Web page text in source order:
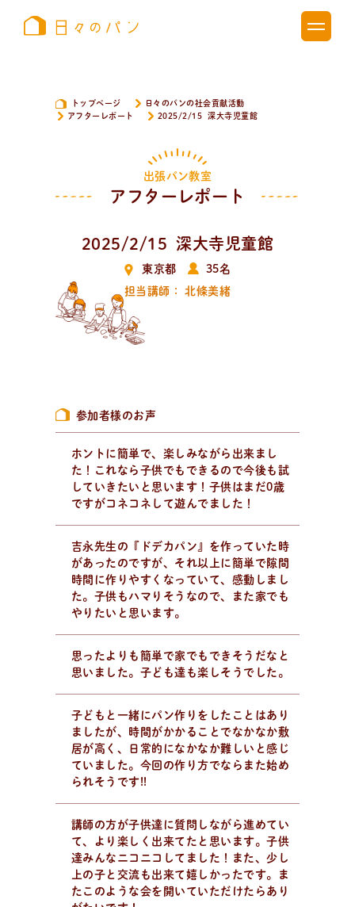
パン とは？
活動/プロフィールについて
日々のパンの想いや出張パン教室の活動について。 代表
トップページ
日々のパンの社会貢献活動
アフターレポート
2025/2/15 深大寺児童館
出張パン教室
アフターレポート
2025/2/15 深大寺児童館
東京都
35名
担当講師： 北條美緒
参加者様のお声
ホントに簡単で、楽しみながら出来まし
た！これなら子供でもできるので今後も試
していきたいと思います！子供はまだ0歳
ですがコネコネして遊んでました！
吉永先生の『ドデカパン』を作っていた時
があったのですが、それ以上に簡単で隙間
時間に作りやすくなっていて、感動しまし
た。子供もハマりそうなので、また家でも
やりたいと思います。
思ったよりも簡単で家でもできそうだなと
思いました。子ども達も楽しそうでした。
子どもと一緒にパン作りをしたことはあり
ましたが、時間がかかることでなかなか敷
居が高く、日常的になかなか難しいと感じ
ていました。今回の作り方でならまた始め
られそうです!!
講師の方が子供達に質問しながら進めてい
て、より楽しく出来てたと思います。子供
達みんなニコニコしてました！また、少し
上の子と交流も出来て嬉しかったです。ま
たこのような会を開いていただけたらあり